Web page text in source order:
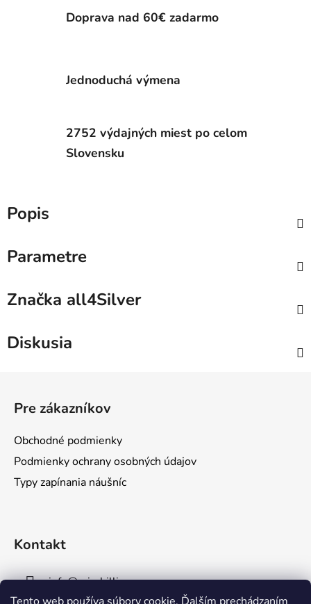
Doprava nad 60€ zadarmo
Jednoduchá výmena
2752 výdajných miest po celom
Slovensku
Popis
Parametre
Značka all4Silver
Diskusia
Pre zákazníkov
Obchodné podmienky
Podmienky ochrany osobných údajov
Typy zapínania náušníc
Kontakt
info@mirabillis.eu